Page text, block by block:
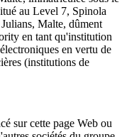
au Level 7, Spinola
Malte, dûment
en tant qu'institution
en vertu de
(institutions de
sur cette page Web ou